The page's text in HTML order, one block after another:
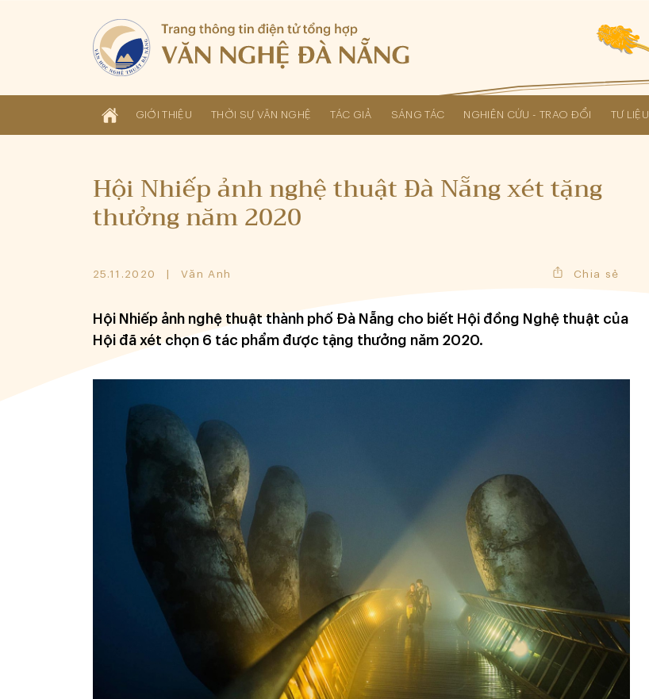
GIỚI THIỆU THỜI SỰ VĂN NGHỆ TÁC GIẢ SÁNG TÁC NGHIÊN CỨU - TRAO ĐỔI TƯ LIỆU
Hội Nhiếp ảnh nghệ thuật Đà Nẵng xét tặng
thưởng năm 2020
25.11.2020 Văn Anh Chia sẻ
Hội Nhiếp ảnh nghệ thuật thành phố Đà Nẵng cho biết Hội đồng Nghệ thuật của
Hội đã xét chọn 6 tác phẩm được tặng thưởng năm 2020.